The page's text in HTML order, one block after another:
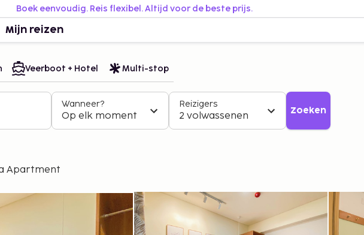
Boek eenvoudig. Reis flexibel. Altijd voor de beste prijs.
Mijn reizen
Veerboot + Hotel Multi-stop
Wanneer?
Op elk moment
Reizigers
2 volwassenen Zoeken
Apartment